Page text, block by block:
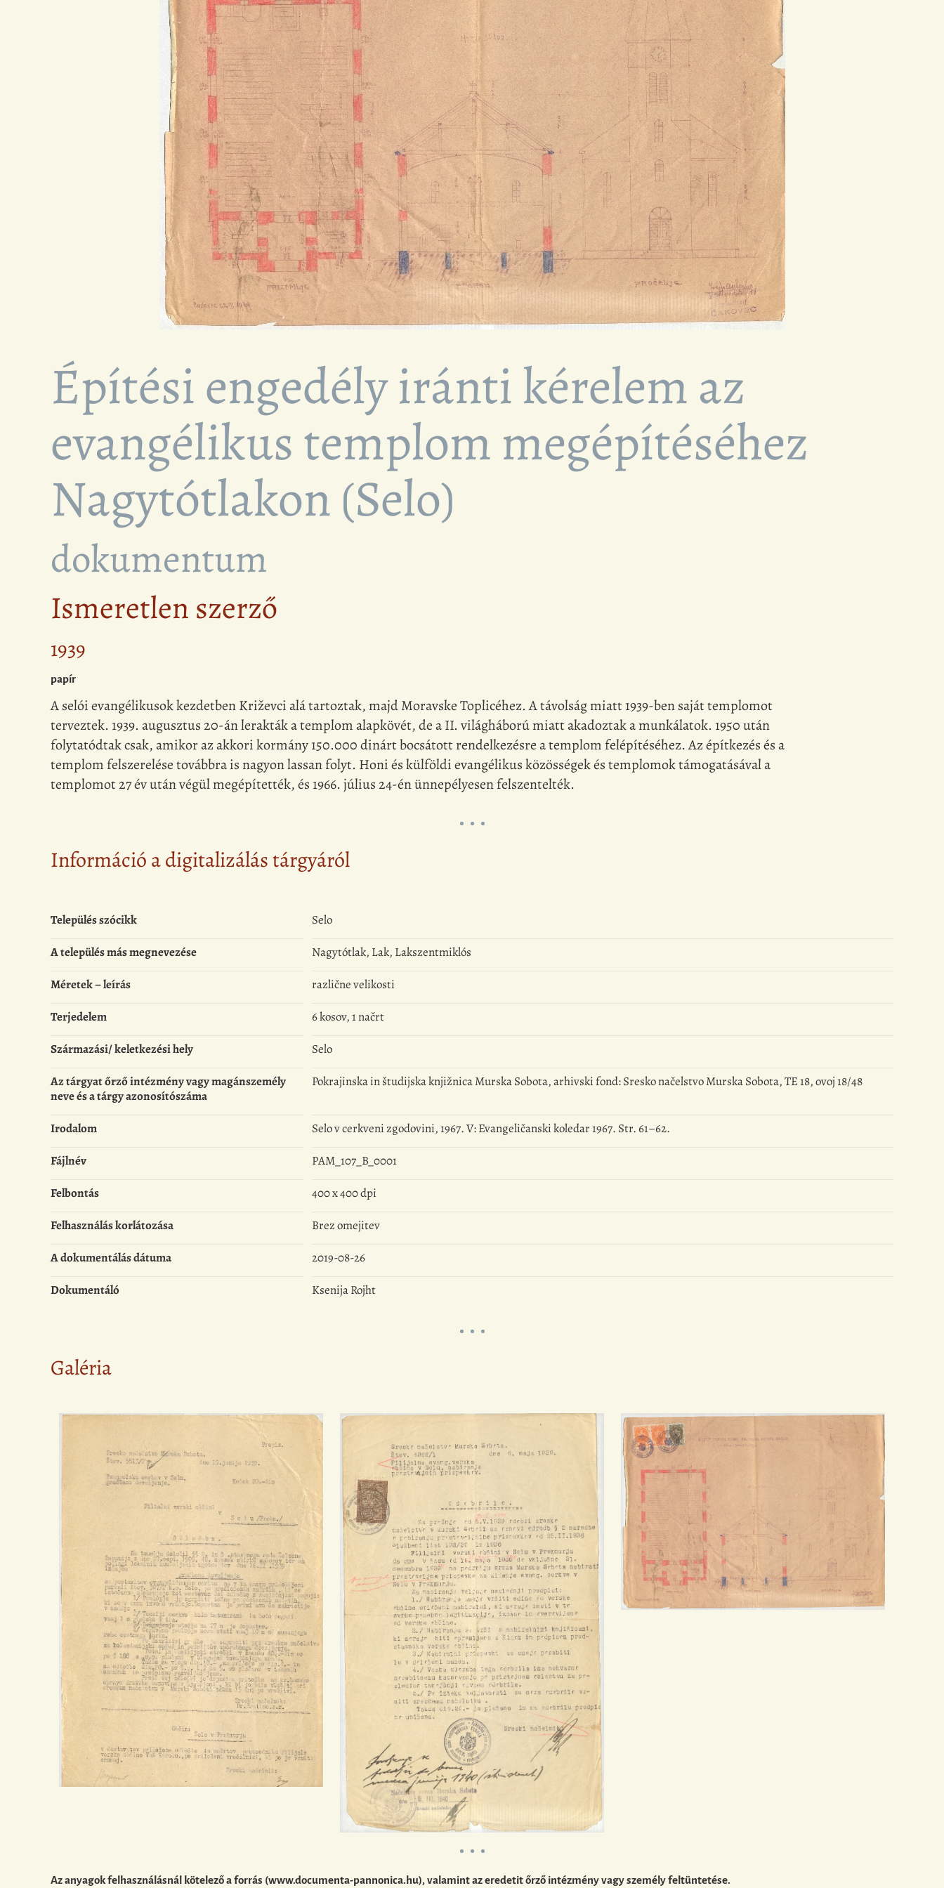
Építési engedély iránti kérelem az
evangélikus templom megépítéséhez
Nagytótlakon (Selo)
dokumentum
Ismeretlen szerző
1939
papír
A selói evangélikusok kezdetben Križevci alá tartoztak, majd Moravske Toplicéhez. A távolság miatt 1939-ben saját templomot
terveztek. 1939. augusztus 20-án lerakták a templom alapkövét, de a II. világháború miatt akadoztak a munkálatok. 1950 után
folytatódtak csak, amikor az akkori kormány 150.000 dinárt bocsátott rendelkezésre a templom felépítéséhez. Az építkezés és a
templom felszerelése továbbra is nagyon lassan folyt. Honi és külföldi evangélikus közösségek és templomok támogatásával a
templomot 27 év után végül megépítették, és 1966. július 24-én ünnepélyesen felszentelték.
Információ a digitalizálás tárgyáról
Település szócikk
Selo
A település más megnevezése
Nagytótlak, Lak, Lakszentmiklós
Méretek – leírás
različne velikosti
Terjedelem
6 kosov, 1 načrt
Származási/ keletkezési hely
Selo
Az tárgyat őrző intézmény vagy magánszemély
neve és a tárgy azonosítószáma
Pokrajinska in študijska knjižnica Murska Sobota, arhivski fond: Sresko načelstvo Murska Sobota, TE 18, ovoj 18/48
Irodalom
Selo v cerkveni zgodovini, 1967. V: Evangeličanski koledar 1967. Str. 61–62.
Fájlnév
PAM_107_B_0001
Felbontás
400 x 400 dpi
Felhasználás korlátozása
Brez omejitev
A dokumentálás dátuma
2019-08-26
Dokumentáló
Ksenija Rojht
Galéria
Az anyagok felhasználásnál kötelező a forrás (www.documenta-pannonica.hu), valamint az eredetit őrző intézmény vagy személy feltüntetése.